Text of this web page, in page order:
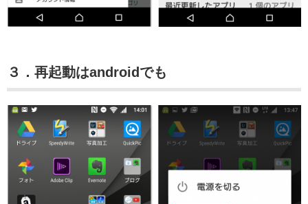
３．再起動はandroidでも